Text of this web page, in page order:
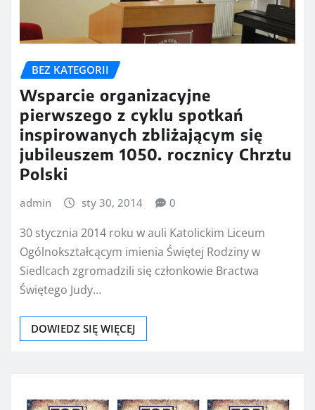
BEZ KATEGORII
Wsparcie organizacyjne
pierwszego z cyklu spotkań
inspirowanych zbliżającym się
jubileuszem 1050. rocznicy Chrztu
Polski
admin sty 30, 2014 0
30 stycznia 2014 roku w auli Katolickim Liceum
Ogólnokształcącym imienia Świętej Rodziny w
Siedlcach zgromadzili się członkowie Bractwa
Świętego Judy…
DOWIEDZ SIĘ WIĘCEJ